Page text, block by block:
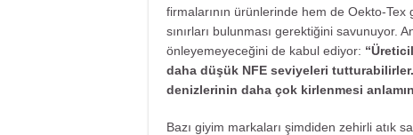
firmalarının ürünlerinde hem de Oekto-
sınırları bulunması gerektiğini savunuyor.
önleyemeyeceğini de kabul ediyor:
daha düşük NFE seviyeleri
denizlerinin daha çok kirlenmesi
Bazı giyim markaları şimdiden zehirli atık